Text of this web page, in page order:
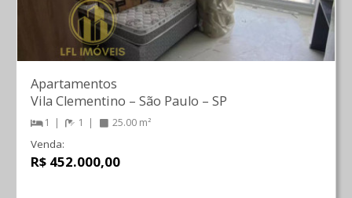
Apartamentos
Vila Clementino – São Paulo – SP
1 1 25.00 m²
Venda:
R$ 452.000,00